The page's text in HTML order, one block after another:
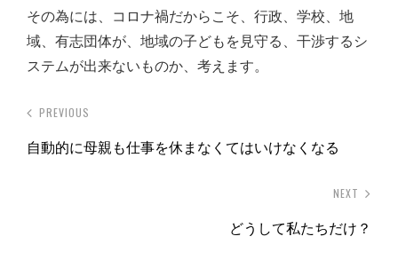
その為には、コロナ禍だからこそ、行政、学校、地
域、有志団体が、地域の子どもを見守る、干渉するシ
ステムが出来ないものか、考えます。
PREVIOUS
自動的に母親も仕事を休まなくてはいけなくなる
NEXT
どうして私たちだけ？